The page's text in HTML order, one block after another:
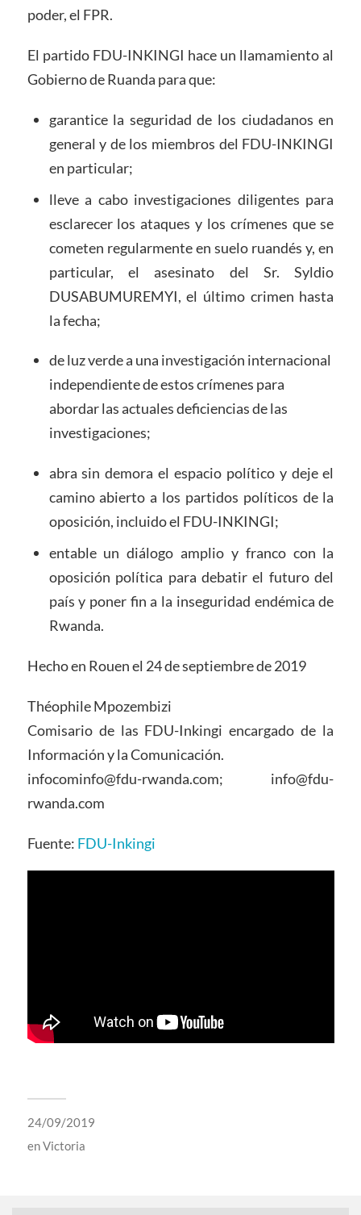
poder, el FPR.
El partido FDU-INKINGI hace un llamamiento al
Gobierno de Ruanda para que:
garantice la seguridad de los ciudadanos en
general y de los miembros del FDU-INKINGI
en particular;
lleve a cabo investigaciones diligentes para
esclarecer los ataques y los crímenes que se
cometen regularmente en suelo ruandés y, en
particular, el asesinato del Sr. Syldio
DUSABUMUREMYI, el último crimen hasta
la fecha;
de luz verde a una investigación internacional
independiente de estos crímenes para
abordar las actuales deficiencias de las
investigaciones;
abra sin demora el espacio político y deje el
camino abierto a los partidos políticos de la
oposición, incluido el FDU-INKINGI;
entable un diálogo amplio y franco con la
oposición política para debatir el futuro del
país y poner fin a la inseguridad endémica de
Rwanda.
Hecho en Rouen el 24 de septiembre de 2019
Théophile Mpozembizi
Comisario de las FDU-Inkingi encargado de la
Información y la Comunicación.
infocominfo@fdu-rwanda.com; info@fdu-
rwanda.com
Fuente: FDU-Inkingi
24/09/2019
enVictoria